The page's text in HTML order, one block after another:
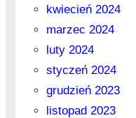
kwiecień 2024
marzec 2024
luty 2024
styczeń 2024
grudzień 2023
listopad 2023